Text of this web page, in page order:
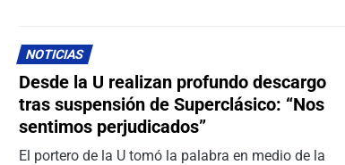
NOTICIAS
Desde la U realizan profundo descargo
tras suspensión de Superclásico: “Nos
sentimos perjudicados”
El portero de la U tomó la palabra en medio de la